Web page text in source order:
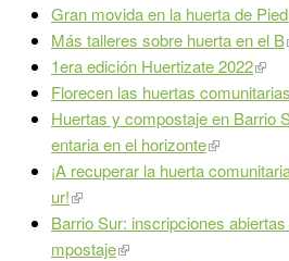
Gran movida en la huerta de
Más talleres sobre huerta en el B
1era edición Huertizate 2022
Florecen las huertas
Huertas y compostaje en Barrio
entaria en el horizonte
¡A recuperar la huerta
ur!
Barrio Sur: inscripciones
mpostaje